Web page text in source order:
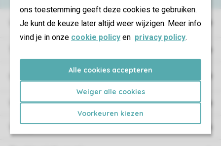
ons toestemming geeft deze cookies te gebruiken.
Je kunt de keuze later altijd weer wijzigen. Meer info
vind je in onze cookie policy en privacy policy.
Alle cookies accepteren
Weiger alle cookies
Voorkeuren kiezen
Vakantieparken
Campings
Vakantieverblijf
Verblijf